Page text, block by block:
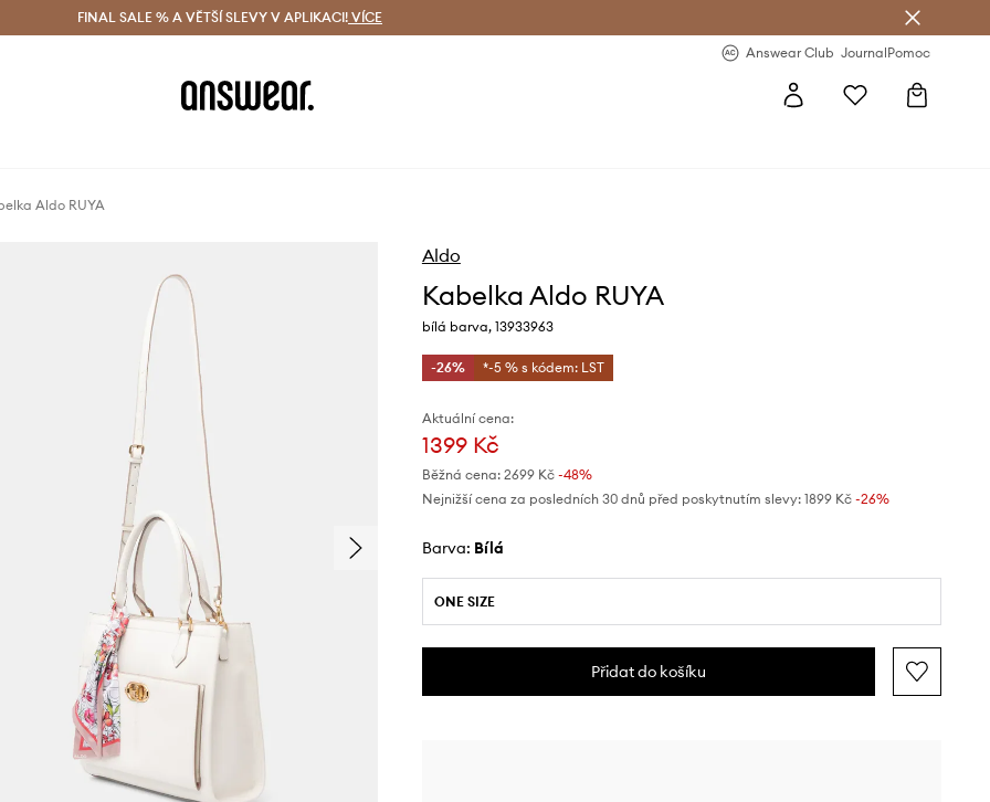
zdarma (od 1800 Kč) Doručení i do 24 h
FINAL SALE % A VĚTŠÍ SLEVY V APLIKACI! VÍCE
Answear Club JournalPomoc
Aldo RUYA
Aldo
Kabelka Aldo RUYA
bílá barva, 13933963
-26% *-5 % s kódem: LST
Aktuální cena:
1399 Kč
Běžná cena: 2699 Kč-48%
Nejnižší cena za posledních 30 dnů před poskytnutím slevy: 1899 Kč -26%
Barva: bílá
ONE SIZE
Přidat do košíku